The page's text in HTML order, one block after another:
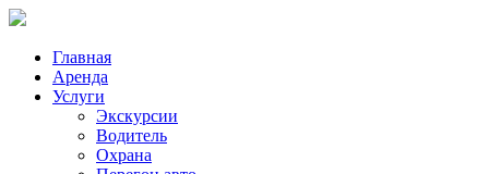
Главная
Аренда
Услуги
Экскурсии
Водитель
Охрана